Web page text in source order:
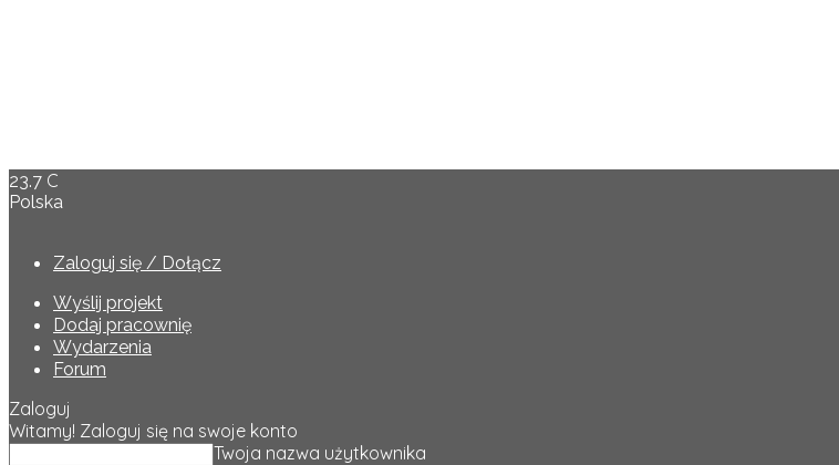
23.7 C
Polska
Zaloguj się / Dołącz
Wyślij projekt
Dodaj pracownię
Wydarzenia
Forum
Zaloguj
Witamy! Zaloguj się na swoje konto
Twoja nazwa użytkownika